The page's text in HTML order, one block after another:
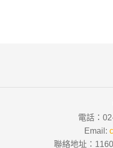
電話：
Email:
聯絡地址：